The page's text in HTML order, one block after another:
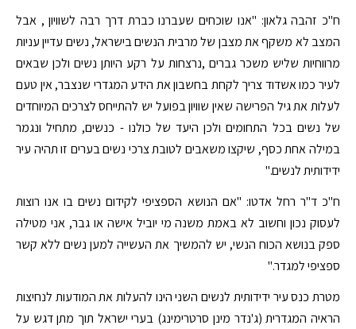
ח"כ זהבה גלאון: "אנו שוכחים שעברנו כברת דרך רבה לשוויון , אבל
המצב לא משקף את מצבן של מרבית הנשים בישראל, נשים עדיין עניות
מרווחיות שליש משכר גברים ,נרצחות על רקע היותן נשים ולכן שבאים
לעיר כמו אשדוד צריך לקחת בחשבון את הידע המגדרי שנצבר, אין טעם
לעלות את גיל הפרישה שאין שוויון בפועל יש להתייחס לצרכים המיוחדים
של נשים בכל התחומים ולכן היעד של כולנו - כנשים, מתחיל ונגמר
במילה אחת כסף, שיקצו משאבים לטובת צרכי נשים בערים זו תהיה עיר
ידידותית לנשים."
ח"כ ד"ר רחל אדטו: "אם הנושא הספציפי לקידום נשים בו אנו רוצות
לעסוק נכון וחשוב לא באמת משנה מי יוביל אישה או גבר, אני מטילה
ספק בנושא הכוח הנשי, יש להמשיך את העשייה למען נשים ללא קשר
ספציפי למגדר."
מטרת כנס עיר ידידותית לנשים השני הינו להעלות את המודעות לנחיצות
הראיה המגדרית (ג'נדר מינן סרטרימינג) בערי ישראל תוך מתן דגש על